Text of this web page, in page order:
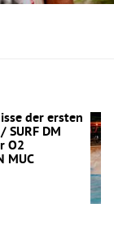
der ersten
SURF DM
O2
MUC